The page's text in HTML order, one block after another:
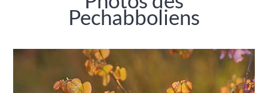
Pechabboliens